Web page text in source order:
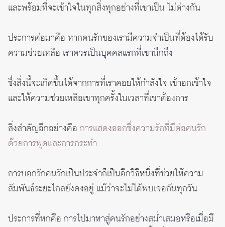
และพร้อมที่จะเข้าใจในทุกสิ่งทุกอย่างที่เขาเป็น ไม่ต่างกัน
ประการต่อมาคือ หากคนรักของเรามีความจำเป็นที่ต้องได้รับ
ความช่วยเหลือ เราควรเป็นบุคคลแรกที่เขานึกถึง
ซึ่งสิ่งนี้จะเกิดขึ้นได้จากการที่เราคอยให้กำลังใจ เข้าอกเข้าใจ
และให้ความช่วยเหลือเขาทุกครั้งในเวลาที่เขาต้องการ
สิ่งสำคัญอีกอย่างคือ การแสดงออกซึ่งความรักที่มีต่อคนรัก
ด้วยการพูดและการกระทำ
การบอกรักคนรักเป็นประจำก็เป็นอีกวิธีหนึ่งที่ช่วยให้ความ
สัมพันธ์ระยะไกลยังคงอยู่ แม้ว่าจะไม่ได้พบเจอกันทุกวัน
ประการที่หกคือ การไปมาหาสู่คนรักอย่างสม่ำเสมอหรือเมื่อมี